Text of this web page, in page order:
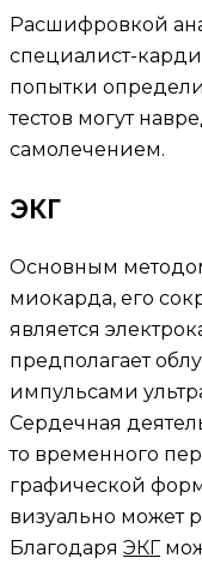
Расшифровкой
специалист-
попытки
тестов могут
самолечением.
ЭКГ
Основным
миокарда, его
является
предполагает
импульсами
Сердечная
то временного
графической
визуально может
Благодаря ЭКГ